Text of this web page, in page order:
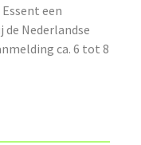
een
de Nederlandse
ca. 6 tot 8